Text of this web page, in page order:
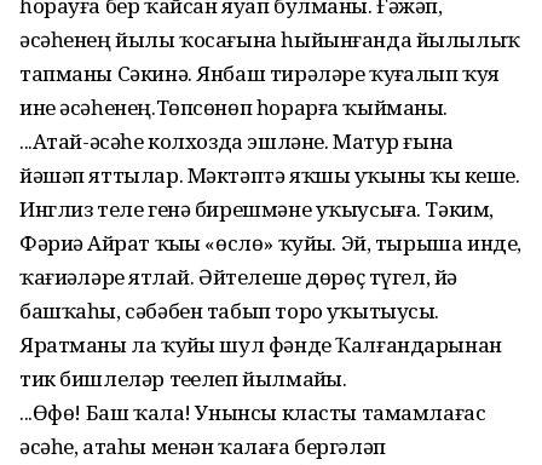
әсәһенең йылы ҡосағына һыйынғанда йылылыҡ
тапманы Сәкинә. Янбаш тирәләре ҡуҙғалып ҡуя
ине әсәһенең.Төпсөнөп һорарға ҡыйманы.
...Атай-әсәһе колхозда эшләне. Матур ғына
йәшәп яттылар. Мәктәптә яҡшы уҡыны ҡыҙ кеше.
Инглиз теле генә бирешмәне уҡыусыға. Тәким,
Фәриҙә Айрат ҡыҙы «өслө» ҡуйҙы. Эй, тырыша инде,
ҡағиҙәләрҙе ятлай. Әйтелеше дөрөҫ түгел, йә
башҡаһы, сәбәбен табып торҙо уҡытыусы.
Яратманы ла ҡуйҙы шул фәнде Ҡалғандарынан
тик бишлеләр теҙелеп йылмайҙы.
...Өфө! Баш ҡала! Унынсы класты тамамлағас
әсәһе, атаһы менән ҡалаға бергәләп